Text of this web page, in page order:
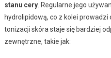
stanu cery. Regularne jego
hydrolipidową, co z kolei
tonizacji skóra staje się bardziej
zewnętrzne, takie jak: